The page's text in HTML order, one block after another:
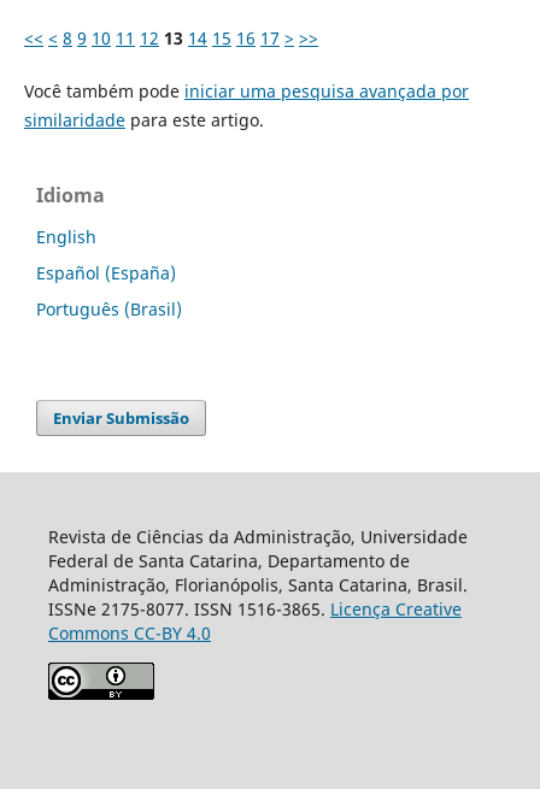
<< < 8 9 10 11 12 13 14 15 16 17 > >>
Você também pode iniciar uma pesquisa avançada por
similaridadepara este artigo.
Idioma
English
Español (España)
Português (Brasil)
Enviar Submissão
Revista de Ciências da Administração, Universidade
Federal de Santa Catarina, Departamento de
Administração, Florianópolis, Santa Catarina, Brasil.
ISSNe 2175-8077. ISSN 1516-3865. Licença Creative
Commons CC-BY 4.0